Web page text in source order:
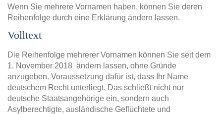
Wenn Sie mehrere Vornamen haben, können Sie deren
Reihenfolge durch eine Erklärung ändern lassen.
Volltext
Die Reihenfolge mehrerer Vornamen können Sie seit dem
1. November 2018 ändern lassen, ohne Gründe
anzugeben. Voraussetzung dafür ist, dass Ihr Name
deutschem Recht unterliegt. Das schließt nicht nur
deutsche Staatsangehörige ein, sondern auch
Asylberechtigte, ausländische Geflüchtete und